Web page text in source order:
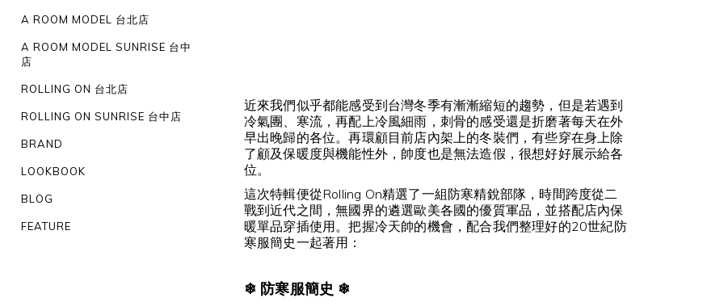
A ROOM MODEL 台北店
A ROOM MODEL SUNRISE 台中
店
ROLLING ON 台北店
ROLLING ON SUNRISE 台中店
BRAND
LOOKBOOK
BLOG
FEATURE
近來我們似乎都能感受到台灣冬季有漸漸縮短的趨勢，但是若遇到
冷氣團、寒流，再配上冷風細雨，刺骨的感受還是折磨著每天在外
早出晚歸的各位。再環顧目前店內架上的冬裝們，有些穿在身上除
了顧及保暖度與機能性外，帥度也是無法造假，很想好好展示給各
位。
這次特輯便從Rolling On精選了一組防寒精銳部隊，時間跨度從二
戰到近代之間，無國界的遴選歐美各國的優質軍品，並搭配店內保
暖單品穿插使用。把握冷天帥的機會，配合我們整理好的20世紀防
寒服簡史一起著用：
❄ 防寒服簡史 ❄